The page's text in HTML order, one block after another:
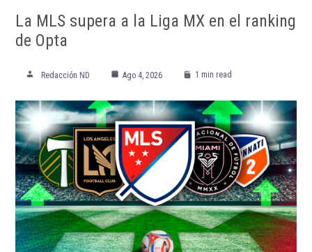
La MLS supera a la Liga MX en el ranking
de Opta
Redacción ND Ago 4, 2026 1 min read